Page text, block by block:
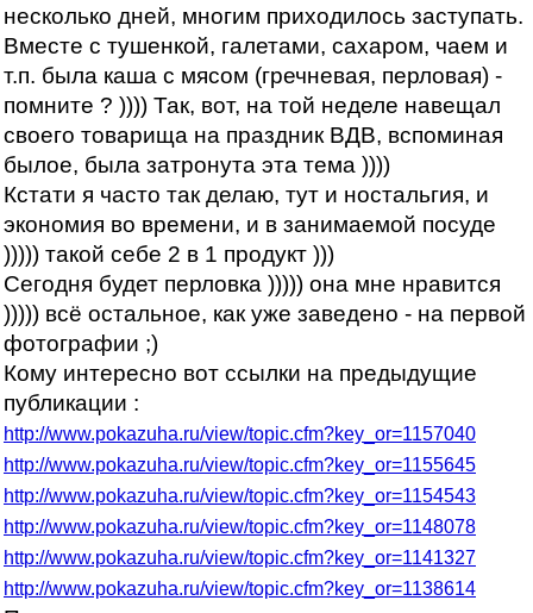
несколько дней, многим приходилось заступать.
Вместе с тушенкой, галетами, сахаром, чаем и
т.п. была каша с мясом (гречневая, перловая) -
помните ? )))) Так, вот, на той неделе навещал
своего товарища на праздник ВДВ, вспоминая
былое, была затронута эта тема ))))
Кстати я часто так делаю, тут и ностальгия, и
экономия во времени, и в занимаемой посуде
))))) такой себе 2 в 1 продукт )))
Сегодня будет перловка ))))) она мне нравится
))))) всё остальное, как уже заведено - на первой
фотографии ;)
Кому интересно вот ссылки на предыдущие
публикации :
http://www.pokazuha.ru/view/topic.cfm?key_or=1157040
http://www.pokazuha.ru/view/topic.cfm?key_or=1155645
http://www.pokazuha.ru/view/topic.cfm?key_or=1154543
http://www.pokazuha.ru/view/topic.cfm?key_or=1148078
http://www.pokazuha.ru/view/topic.cfm?key_or=1141327
http://www.pokazuha.ru/view/topic.cfm?key_or=1138614